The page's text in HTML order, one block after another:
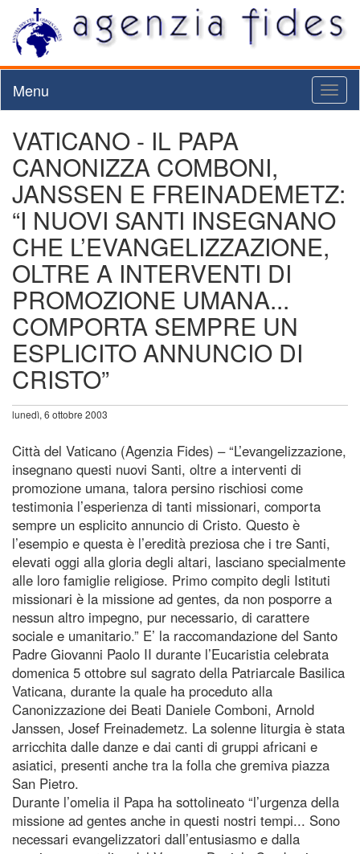
Menu
VATICANO - IL PAPA
CANONIZZA COMBONI,
JANSSEN E FREINADEMETZ:
“I NUOVI SANTI INSEGNANO
CHE L’EVANGELIZZAZIONE,
OLTRE A INTERVENTI DI
PROMOZIONE UMANA...
COMPORTA SEMPRE UN
ESPLICITO ANNUNCIO DI
CRISTO”
lunedì, 6 ottobre 2003
Città del Vaticano (Agenzia Fides) – “L’evangelizzazione,
insegnano questi nuovi Santi, oltre a interventi di
promozione umana, talora persino rischiosi come
testimonia l’esperienza di tanti missionari, comporta
sempre un esplicito annuncio di Cristo. Questo è
l’esempio e questa è l’eredità preziosa che i tre Santi,
elevati oggi alla gloria degli altari, lasciano specialmente
alle loro famiglie religiose. Primo compito degli Istituti
missionari è la missione ad gentes, da non posporre a
nessun altro impegno, pur necessario, di carattere
sociale e umanitario.” E’ la raccomandazione del Santo
Padre Giovanni Paolo II durante l’Eucaristia celebrata
domenica 5 ottobre sul sagrato della Patriarcale Basilica
Vaticana, durante la quale ha proceduto alla
Canonizzazione dei Beati Daniele Comboni, Arnold
Janssen, Josef Freinademetz. La solenne liturgia è stata
arricchita dalle danze e dai canti di gruppi africani e
asiatici, presenti anche tra la folla che gremiva piazza
San Pietro.
Durante l’omelia il Papa ha sottolineato “l’urgenza della
missione ad gentes anche in questi nostri tempi... Sono
necessari evangelizzatori dall’entusiasmo e dalla